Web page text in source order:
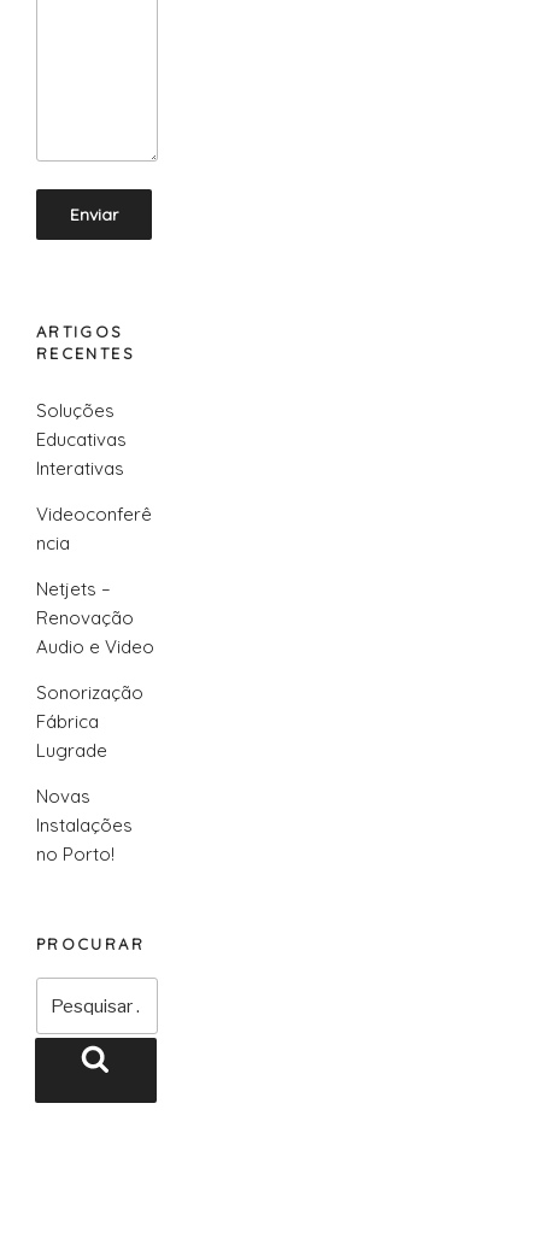
ARTIGOS
RECENTES
Soluções
Educativas
Interativas
Videoconferê
ncia
Netjets –
Renovação
Audio e Video
Sonorização
Fábrica
Lugrade
Novas
Instalações
no Porto!
PROCURAR
por: